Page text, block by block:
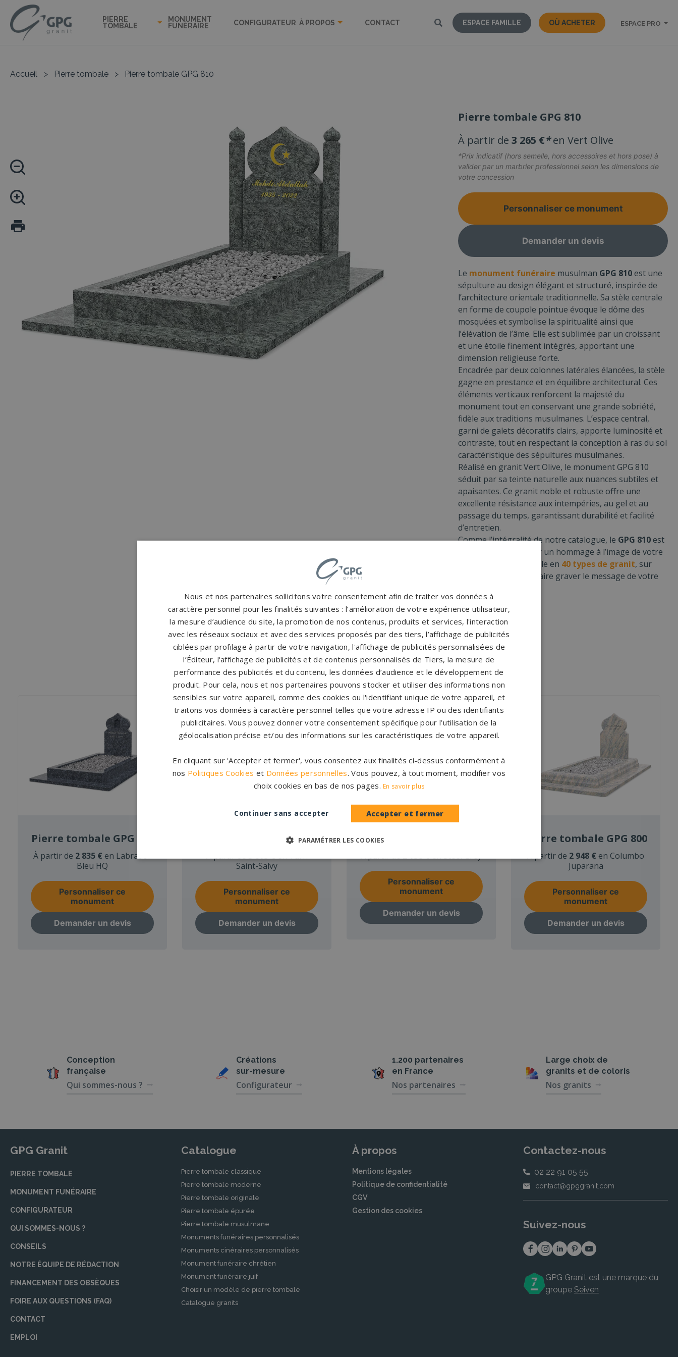
PIERRE
TOMBALE
MONUMENT
FUNÉRAIRE
CONFIGURATEUR À PROPOS CONTACT ESPACE FAMILLE OÙ ACHETER ESPACE PRO
Accueil > Pierre tombale > Pierre tombale GPG 810
Pierre tombale GPG 810
À partir de3 265 €* en Vert Olive
*Prix indicatif (hors semelle, hors accessoires et hors pose) à
valider par un marbrier professionnel selon les dimensions de
votre concession
Personnaliser ce monument
Demander un devis
Le monument funéraire musulman GPG 810est une
sépulture au design élégant et structuré, inspirée de
l’architecture orientale traditionnelle. Sa stèle centrale
en forme de coupole pointue évoque le dôme des
mosquées et symbolise la spiritualité ainsi que
l’élévation de l’âme. Elle est sublimée par un croissant
et une étoile finement intégrés, apportant une
dimension religieuse forte.
Encadrée par deux colonnes latérales élancées, la stèle
gagne en prestance et en équilibre architectural. Ces
éléments verticaux renforcent la majesté du
monument tout en conservant une grande sobriété,
fidèle aux traditions musulmanes. L’espace central,
garni de galets décoratifs clairs, apporte luminosité et
contraste, tout en respectant la conception à ras du sol
caractéristique des sépultures musulmanes.
Réalisé en granit Vert Olive, le monument GPG 810
séduit par sa teinte naturelle aux nuances subtiles et
apaisantes. Ce granit noble et robuste offre une
excellente résistance aux intempéries, au gel et au
passage du temps, garantissant durabilité et facilité
d’entretien.
Comme l’intégralité de notre catalogue, le GPG 810est
personnalisable, pour un hommage à l’image de votre
proche. Il est disponible en 40 types de granit, sur
lequel vous pourrez faire graver le message de votre
NOS MONUMENTS SIMILAIRES
Pierre tombale GPG 809
À partir de 2 835 € en Labrador
Bleu HQ
Personnaliser ce
monument
Demander un devis
Pierre tombale GPG 801
À partir de3 815 €en Tarn
Saint-Salvy
Personnaliser ce
monument
Demander un devis
Pierre tombale GPG 805
À partir de2 158 €en Steel Grey
Personnaliser ce
monument
Demander un devis
Pierre tombale GPG 800
À partir de 2 948 € en Columbo
Juparana
Personnaliser ce
monument
Demander un devis
Conception
française
Qui sommes-nous ?
Créations
sur-mesure
Configurateur
1.200 partenaires
en France
Nos partenaires
Large choix de
granits et de coloris
Nos granits
GPG Granit
PIERRE TOMBALE
MONUMENT FUNÉRAIRE
CONFIGURATEUR
QUI SOMMES-NOUS ?
CONSEILS
NOTRE ÉQUIPE DE RÉDACTION
FINANCEMENT DES OBSÈQUES
FOIRE AUX QUESTIONS (FAQ)
CONTACT
EMPLOI
Catalogue
Pierre tombale classique
Pierre tombale moderne
Pierre tombale originale
Pierre tombale épurée
Pierre tombale musulmane
Monuments funéraires personnalisés
Monuments cinéraires personnalisés
Monument funéraire chrétien
Monument funéraire juif
Choisir un modèle de pierre tombale
Catalogue granits
À propos
Mentions légales
Politique de confidentialité
CGV
Gestion des cookies
Contactez-nous
02 22 91 05 55
contact@gpggranit.com
Suivez-nous
GPG Granit est une marque du
groupe Seiven
Nous et nos partenaires sollicitons votre consentement afin de traiter vos données à
caractère personnel pour les finalités suivantes : l’amélioration de votre expérience utilisateur,
la mesure d’audience du site, la promotion de nos contenus, produits et services, l'interaction
avec les réseaux sociaux et avec des services proposés par des tiers, l’affichage de publicités
ciblées par profilage à partir de votre navigation, l'affichage de publicités personnalisées de
l’Éditeur, l'affichage de publicités et de contenus personnalisés de Tiers, la mesure de
performance des publicités et du contenu, les données d’audience et le développement de
produit. Pour cela, nous et nos partenaires pouvons stocker et utiliser des informations non
sensibles sur votre appareil, comme des cookies ou l'identifiant unique de votre appareil, et
traitons vos données à caractère personnel telles que votre adresse IP ou des identifiants
publicitaires. Vous pouvez donner votre consentement spécifique pour l’utilisation de la
géolocalisation précise et/ou des informations sur les caractéristiques de votre appareil.
En cliquant sur 'Accepter et fermer', vous consentez aux finalités ci-dessus conformément à
nos Politiques Cookies et Données personnelles. Vous pouvez, à tout moment, modifier vos
choix cookies en bas de nos pages. En savoir plus
Accepter et fermer
Continuer sans accepter
PARAMÉTRER LES COOKIES